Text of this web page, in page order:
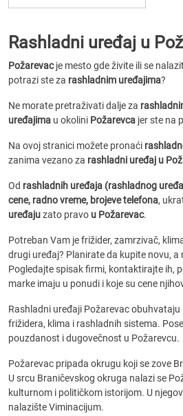
Rashladni uređaj u
Požarevacje mesto gde živite ili se
potrazi ste za rashladnim uređajima?
Ne morate pretraživati dalje za
uređajima u okolini Požarevca jer ste na
Na ovoj stranici možete pronaći
zanima vezano za rashladni uređaj u
Od rashladnih uređaja (rashladnog
cene, radno vreme, brojeve telefona,
uređajuzato pravo u Požarevac.
Potreban Vam je frižider, zamrzivač,
drugi uređaj? Planirate da kupite novu, a
Pogledajte spisak firmi, kontaktirajte ih,
marke imaju u ponudi i koje su cene
Rashladni uređaji Požarevac
frižidera, klima i rashladnih sistema.
pouzdanost i dugovečnost u Požarevcu.
Požarevac pripada okrugu koji se zove
U srcu Braničevskog okruga nalazi se
kulturnom i političkom istorijom. U
nalazište Viminacijum.